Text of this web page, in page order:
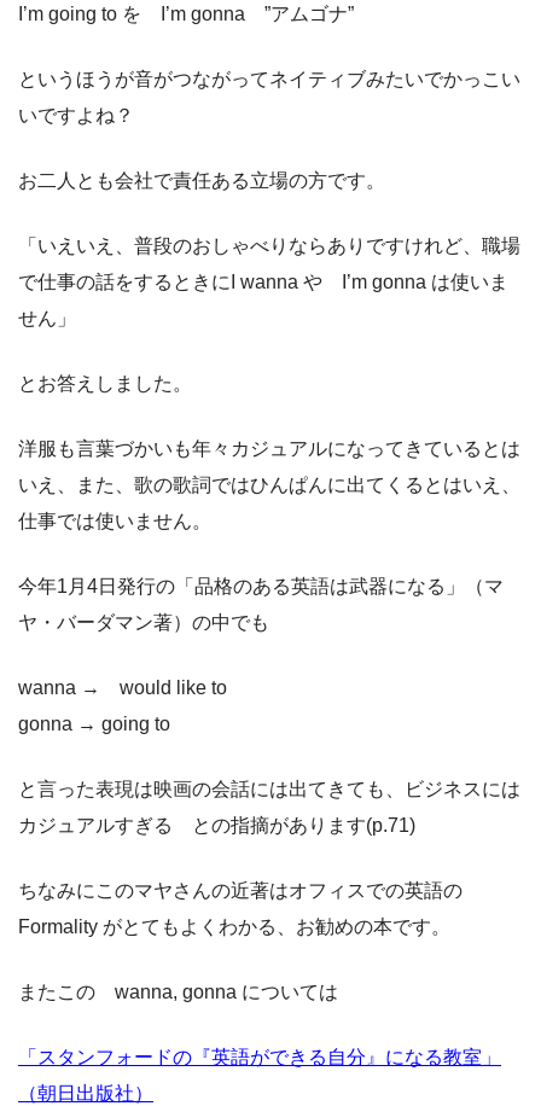
I’m going to を I’m gonna ”アムゴナ”
というほうが音がつながってネイティブみたいでかっこい
いですよね？
お二人とも会社で責任ある立場の方です。
「いえいえ、普段のおしゃべりならありですけれど、職場
で仕事の話をするときにI wanna や I’m gonna は使いま
せん」
とお答えしました。
洋服も言葉づかいも年々カジュアルになってきているとは
いえ、また、歌の歌詞ではひんぱんに出てくるとはいえ、
仕事では使いません。
今年1月4日発行の「品格のある英語は武器になる」（マ
ヤ・バーダマン著）の中でも
wanna → would like to
gonna → going to
と言った表現は映画の会話には出てきても、ビジネスには
カジュアルすぎる との指摘があります(p.71)
ちなみにこのマヤさんの近著はオフィスでの英語の
Formality がとてもよくわかる、お勧めの本です。
またこの wanna, gonna については
「スタンフォードの『英語ができる自分』になる教室」
（朝日出版社）